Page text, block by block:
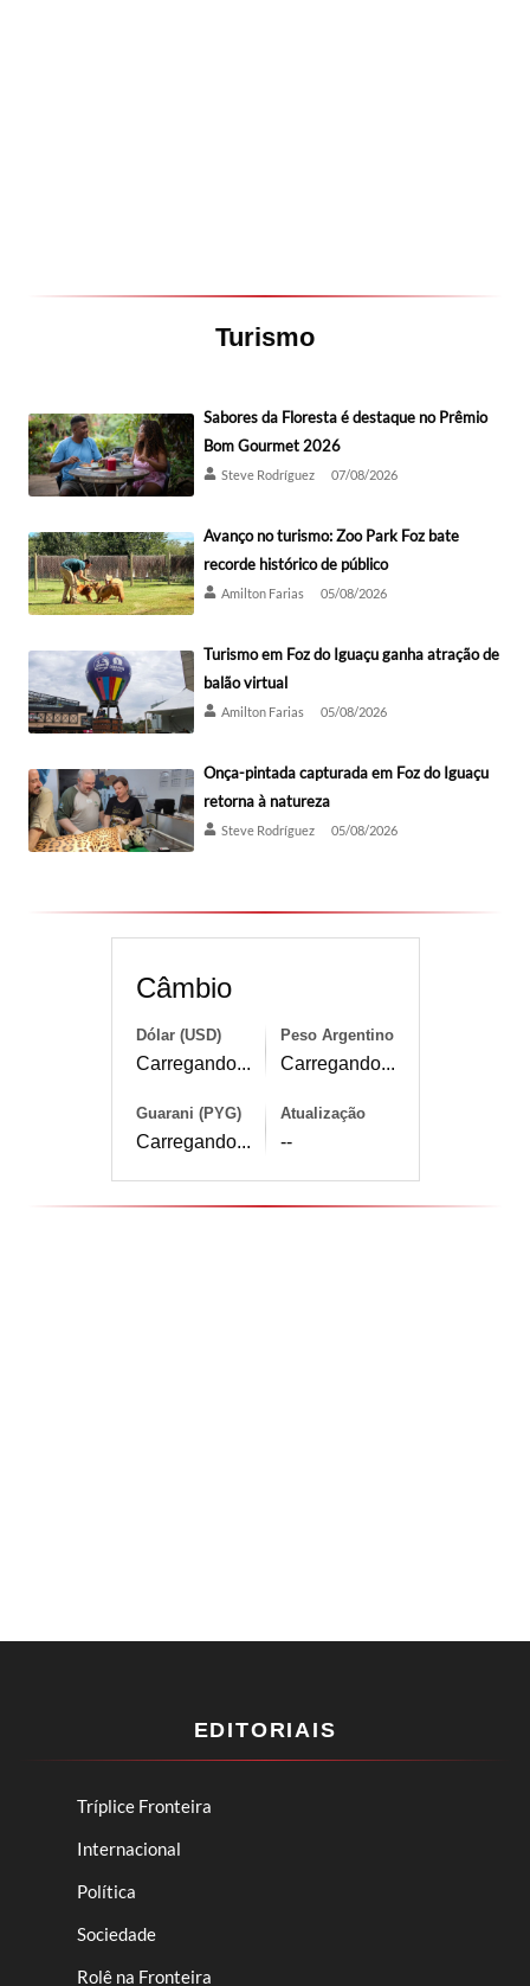
Turismo
Sabores da Floresta é destaque no Prêmio
Bom Gourmet 2026
Steve Rodríguez 07/08/2026
Avanço no turismo: Zoo Park Foz bate
recorde histórico de público
Amilton Farias 05/08/2026
Turismo em Foz do Iguaçu ganha atração de
balão virtual
Amilton Farias 05/08/2026
Onça-pintada capturada em Foz do Iguaçu
retorna à natureza
Steve Rodríguez 05/08/2026
Câmbio
Dólar (USD)
Carregando...
Peso Argentino
Carregando...
Guarani (PYG)
Carregando...
Atualização
--
EDITORIAIS
Tríplice Fronteira
Internacional
Política
Sociedade
Rolê na Fronteira